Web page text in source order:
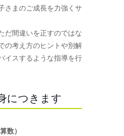
さまのご成長を力強くサ
だ間違いを正すのではな
の考え方のヒントや別解
イスするような指導を行
につきます
数）